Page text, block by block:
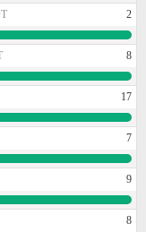
2
8
17
7
9
8